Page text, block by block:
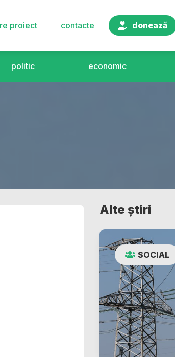
proiect contacte donează
politic economic
Alte știri
SOCIAL